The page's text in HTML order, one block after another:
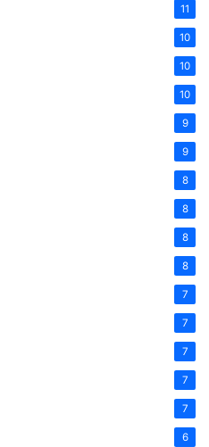
11
10
10
10
9
9
8
8
8
8
7
7
7
7
7
6